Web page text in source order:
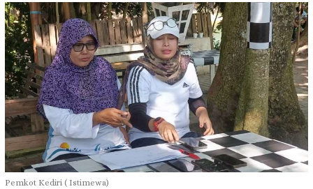
Pemkot Kediri ( Istimewa)